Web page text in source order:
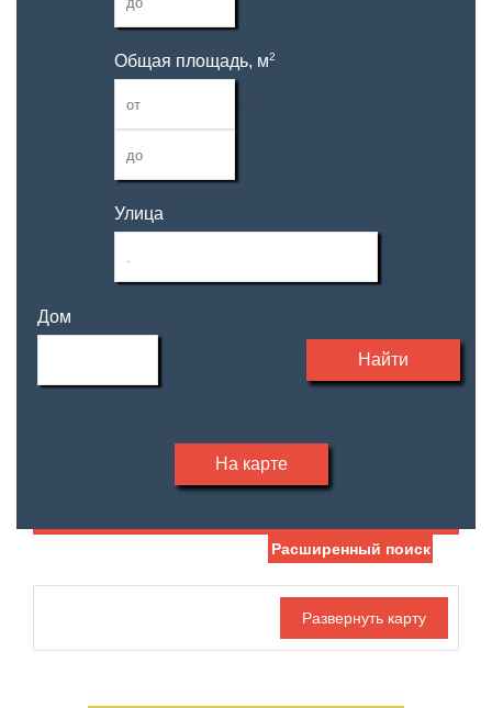
Общая площадь, м2
—
Улица
Дом
Найти
На карте
Жилая площадь
—
Площадь кухни
Расширенный поиск